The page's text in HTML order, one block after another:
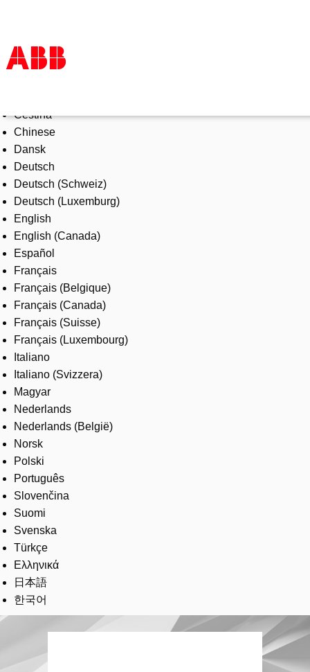
Products & Solutions
Industries
Services
About us
Where to buy
Contact us
Careers
Čeština
Chinese
Dansk
Deutsch
Deutsch (Schweiz)
Deutsch (Luxemburg)
English
English (Canada)
Español
Français
Français (Belgique)
Français (Canada)
Français (Suisse)
Français (Luxembourg)
Italiano
Italiano (Svizzera)
Magyar
Nederlands
Nederlands (België)
Norsk
Polski
Português
Slovenčina
Suomi
Svenska
Türkçe
Ελληνικά
日本語
한국어